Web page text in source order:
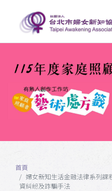
首頁
婦女新知生活金融法律系列課
資糾紛及詐騙手法